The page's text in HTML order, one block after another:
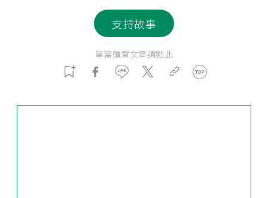
支持故事
單篇購買文章請點此